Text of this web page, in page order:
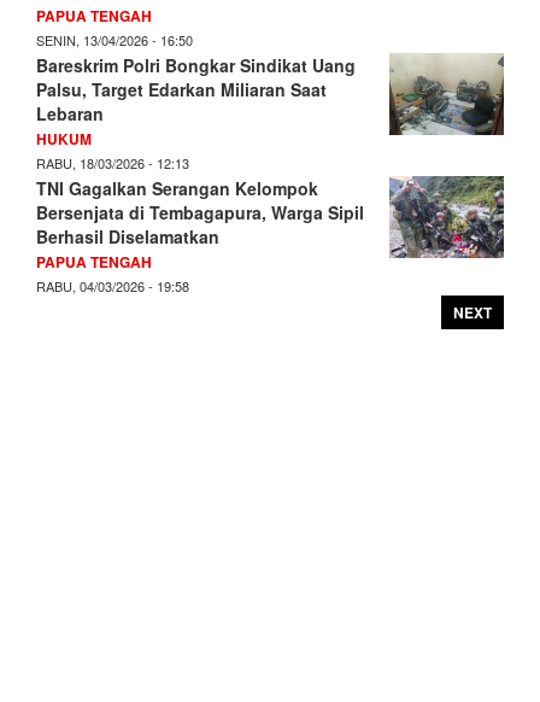
PAPUA TENGAH
SENIN, 13/04/2026 - 16:50
Bareskrim Polri Bongkar Sindikat Uang
Palsu, Target Edarkan Miliaran Saat
Lebaran
HUKUM
RABU, 18/03/2026 - 12:13
TNI Gagalkan Serangan Kelompok
Bersenjata di Tembagapura, Warga Sipil
Berhasil Diselamatkan
PAPUA TENGAH
RABU, 04/03/2026 - 19:58
NEXT